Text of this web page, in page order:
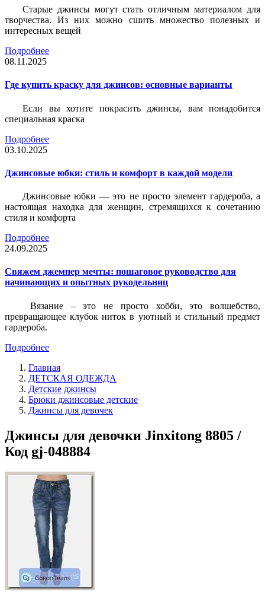
Старые джинсы могут стать отличным материалом для
творчества. Из них можно сшить множество полезных и
интересных вещей
Подробнее
08.11.2025
Где купить краску для джинсов: основные варианты
Если вы хотите покрасить джинсы, вам понадобится
специальная краска
Подробнее
03.10.2025
Джинсовые юбки: стиль и комфорт в каждой модели
Джинсовые юбки — это не просто элемент гардероба, а
настоящая находка для женщин, стремящихся к сочетанию
стиля и комфорта
Подробнее
24.09.2025
Свяжем джемпер мечты: пошаговое руководство для
начинающих и опытных рукодельниц
Вязание – это не просто хобби, это волшебство,
превращающее клубок ниток в уютный и стильный предмет
гардероба.
Подробнее
Главная
ДЕТСКАЯ ОДЕЖДА
Детские джинсы
Брюки джинсовые детские
Джинсы для девочек
Джинсы для девочки Jinxitong 8805 /
Код gj-048884